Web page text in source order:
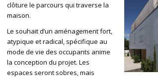
clôture le parcours qui traverse la
maison.
Le souhait d’un aménagement fort,
atypique et radical, spécifique au
mode de vie des occupants anime
la conception du projet. Les
espaces seront sobres, mais